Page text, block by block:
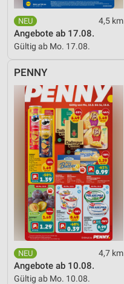
4,5 km
Angebote ab 17.08.
Gültig ab Mo. 17.08.
PENNY
4,7 km
Angebote ab 10.08.
Gültig ab Mo. 10.08.